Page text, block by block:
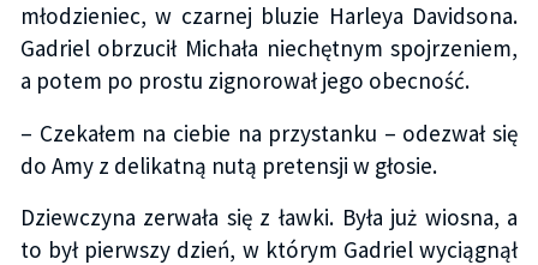
młodzieniec, w czarnej bluzie Harleya Davidsona.
Gadriel obrzucił Michała niechętnym spojrzeniem,
a potem po prostu zignorował jego obecność.
– Czekałem na ciebie na przystanku – odezwał się
do Amy z delikatną nutą pretensji w głosie.
Dziewczyna zerwała się z ławki. Była już wiosna, a
to był pierwszy dzień, w którym Gadriel wyciągnął